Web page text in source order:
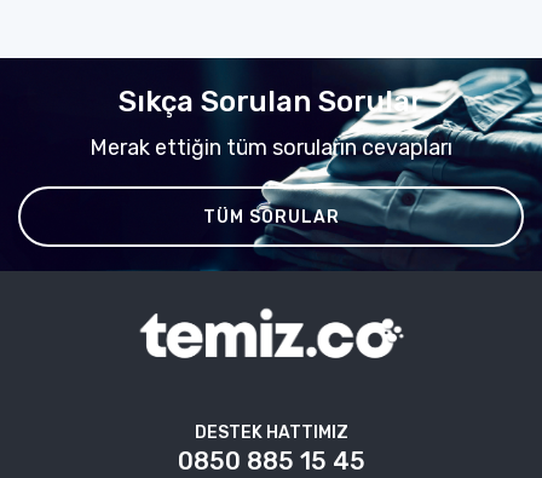
Sıkça Sorulan Sorular
Merak ettiğin tüm soruların cevapları
TÜM SORULAR
DESTEK HATTIMIZ
0850 885 15 45